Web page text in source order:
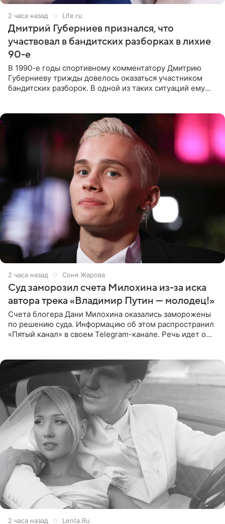
2 часа назад Life.ru
Дмитрий Губерниев признался, что
участвовал в бандитских разборках в лихие
90-е
В 1990-е годы спортивному комментатору Дмитрию
Губерниеву трижды довелось оказаться участником
бандитских разборок. В одной из таких ситуаций ему
2 часа назад Соня Жарова
Суд заморозил счета Милохина из-за иска
автора трека «Владимир Путин — молодец!»
Счета блогера Дани Милохина оказались заморожены
по решению суда. Информацию об этом распространил
«Пятый канал» в своем Telegram-канале. Речь идет о
2 часа назад Lenta.Ru